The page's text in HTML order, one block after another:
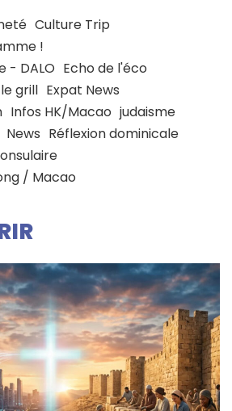
Culture Trip
!
- DALO Echo de l'éco
grill Expat News
Infos HK/Macao judaisme
News Réflexion dominicale
/ Macao